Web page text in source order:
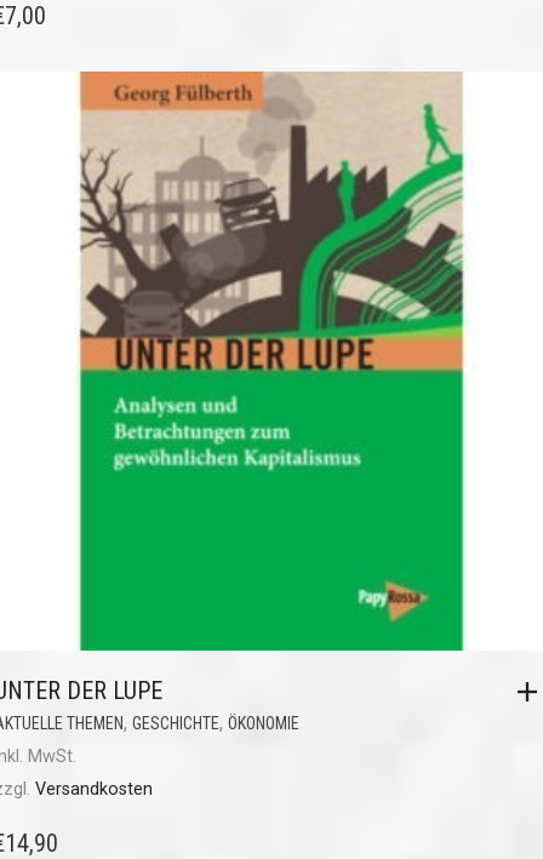
7,00
DER LUPE
THEMEN, GESCHICHTE, ÖKONOMIE
MwSt.
Versandkosten
14,90